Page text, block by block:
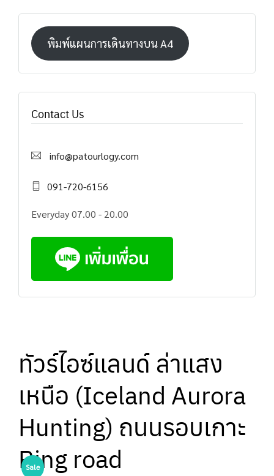
พิมพ์แผนการเดินทางบน A4
Contact Us
info@patourlogy.com
091-720-6156
Everyday 07.00 - 20.00
ทัวร์ไอซ์แลนด์ ล่าแสง
เหนือ (Iceland Aurora
Hunting) ถนนรอบเกาะ
Ring road
Sale